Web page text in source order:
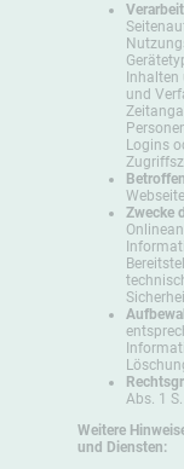
und
Logins
Zwecke
Abs. 1
Weitere
und Diensten: